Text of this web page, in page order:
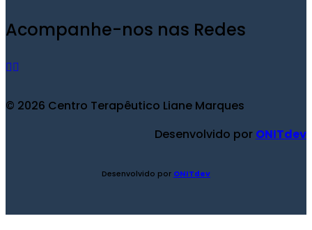
Acompanhe-nos nas Redes
© 2026 Centro Terapêutico Liane Marques
Desenvolvido por ONITdev
Desenvolvido por ONITdev